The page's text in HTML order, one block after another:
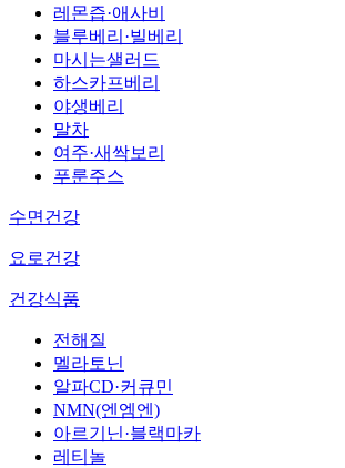
레몬즙·애사비
블루베리·빌베리
마시는샐러드
하스카프베리
야생베리
말차
여주·새싹보리
푸룬주스
수면건강
요로건강
건강식품
전해질
멜라토닌
알파CD·커큐민
NMN(엔엠엔)
아르기닌·블랙마카
레티놀